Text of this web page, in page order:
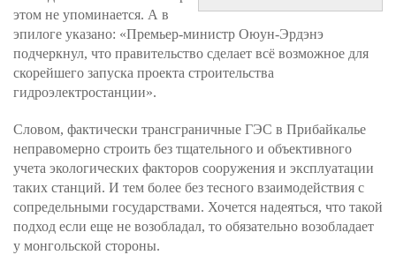
этом не упоминается. А в
эпилоге указано: «Премьер-министр Оюун-Эрдэнэ
подчеркнул, что правительство сделает всё возможное для
скорейшего запуска проекта строительства
гидроэлектростанции».
Словом, фактически трансграничные ГЭС в Прибайкалье
неправомерно строить без тщательного и объективного
учета экологических факторов сооружения и эксплуатации
таких станций. И тем более без тесного взаимодействия с
сопредельными государствами. Хочется надеяться, что такой
подход если еще не возобладал, то обязательно возобладает
у монгольской стороны.